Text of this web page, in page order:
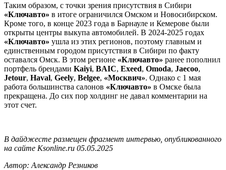
Таким образом, с точки зрения присутствия в Сибири
«Ключавто» в итоге ограничился Омском и Новосибирском.
Кроме того, в конце 2023 года в Барнауле и Кемерове были
открыты центры выкупа автомобилей. В 2024-2025 годах
«Ключавто» ушла из этих регионов, поэтому главным и
единственным городом присутствия в Сибири по факту
оставался Омск. В этом регионе «Ключавто» ранее пополнил
портфель брендами Kaiyi, BAIC, Exeed, Omoda, Jaecoo,
Jetour, Haval, Geely, Belgee, «Москвич». Однако с 1 мая
работа большинства салонов «Ключавто» в Омске была
прекращена. До сих пор холдинг не давал комментарии на
этот счет.
В дайджесте размещен фрагмент интервью, опубликованного
на сайте Ksonline.ru 05.05.2025
Автор: Александр Резников